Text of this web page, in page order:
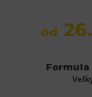
od